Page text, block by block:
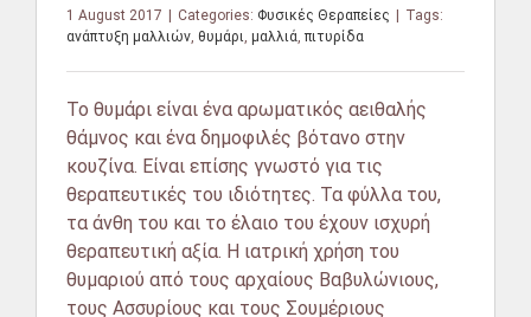
1 August 2017 Categories: Φυσικές Θεραπείες
Tags:
ανάπτυξη μαλλιών, θυμάρι, μαλλιά,πιτυρίδα
Το θυμάρι είναι ένα αρωματικός αειθαλής
θάμνος και ένα δημοφιλές βότανο στην
κουζίνα. Είναι επίσης γνωστό για τις
θεραπευτικές του ιδιότητες. Τα φύλλα του,
τα άνθη του και το έλαιο του έχουν ισχυρή
θεραπευτική αξία. Η ιατρική χρήση του
θυμαριού από τους αρχαίους Βαβυλώνιους,
τους Ασσυρίους και τους Σουμέριους